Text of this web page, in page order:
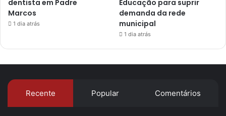
dentista em Padre
Marcos
1 dia atrás
Educação para suprir
demanda da rede
municipal
1 dia atrás
Recente Popular Comentários